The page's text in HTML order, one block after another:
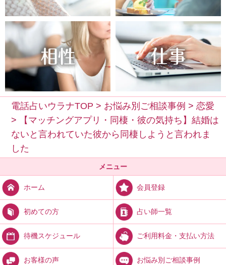
電話占いウラナTOP > お悩み別ご相談事例 >恋愛
>
【マッチングアプリ・同棲・彼の気持ち】結婚は
ないと言われていた彼から同棲しようと言われま
した
メニュー
ホーム 会員登録
初めての方 占い師一覧
待機スケジュール ご利用料金・支払い方法
お客様の声 お悩み別ご相談事例